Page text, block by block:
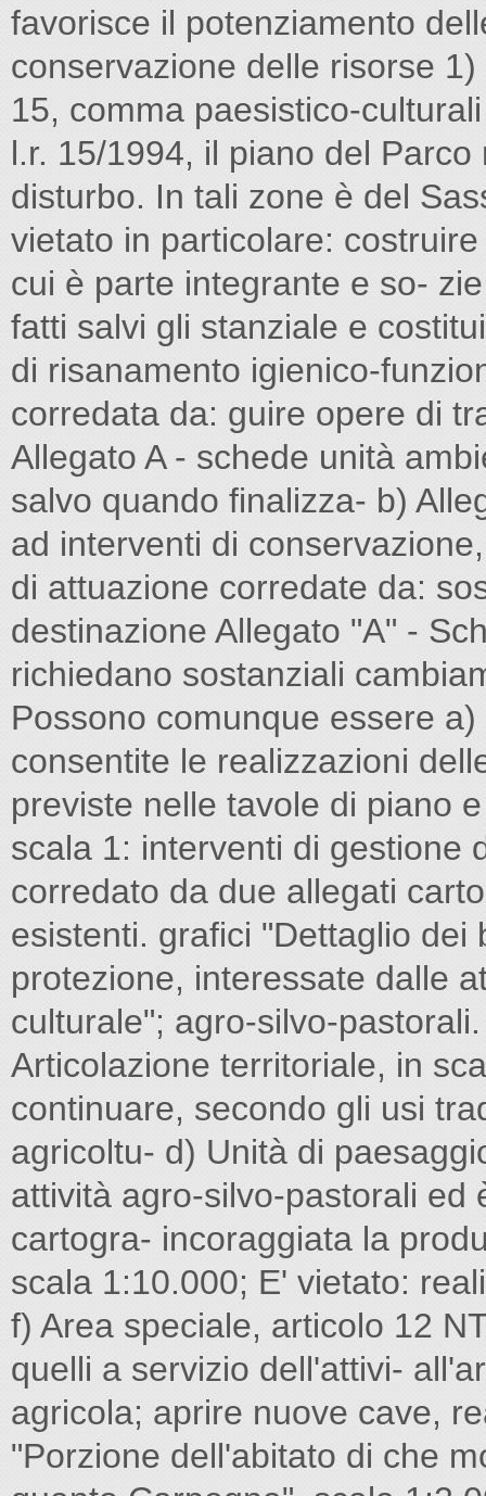
favorisce il potenziamento
conservazione delle risorse
15, comma paesistico-
l.r. 15/1994, il piano del
disturbo. In tali zone è del
vietato in particolare:
cui è parte integrante e so-
fatti salvi gli stanziale e
di risanamento igienico-
corredata da: guire opere di
Allegato A - schede unità
salvo quando finalizza- b)
ad interventi di
di attuazione corredate da:
destinazione Allegato "A" -
richiedano sostanziali
Possono comunque essere
consentite le realizzazioni
previste nelle tavole di piano
scala 1: interventi di gestione
corredato da due allegati
esistenti. grafici "Dettaglio
protezione, interessate dalle
culturale"; agro-silvo-
Articolazione territoriale, in
continuare, secondo gli usi
agricoltu- d) Unità di
attività agro-silvo-pastorali ed
cartogra- incoraggiata la
scala 1:10.000; E' vietato:
f) Area speciale, articolo 12
quelli a servizio dell'attivi-
agricola; aprire nuove cave,
"Porzione dell'abitato di che